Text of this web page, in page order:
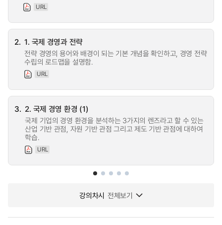
URL
2. 1. 국제 경영과 전략
전략 경영의 용어와 배경이 되는 기본 개념을 확인하고, 경영 전략
수립의 로드맵을 설명함.
URL
3. 2. 국제 경영 환경 (1)
국제 기업의 경영 환경을 분석하는 3가지의 렌즈라고 할 수 있는
산업 기반 관점, 자원 기반 관점 그리고 제도 기반 관점에 대하여
학습.
URL
강의차시 전체보기